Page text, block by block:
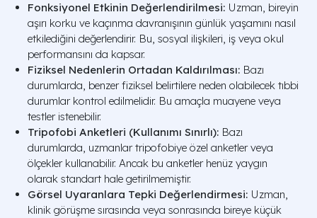
Fonksiyonel Etkinin Değerlendirilmesi: Uzman, bireyin
aşırı korku ve kaçınma davranışının günlük yaşamını nasıl
etkilediğini değerlendirir. Bu, sosyal ilişkileri, iş veya okul
performansını da kapsar.
Fiziksel Nedenlerin Ortadan Kaldırılması: Bazı
durumlarda, benzer fiziksel belirtilere neden olabilecek tıbbi
durumlar kontrol edilmelidir. Bu amaçla muayene veya
testler istenebilir.
Tripofobi Anketleri (Kullanımı Sınırlı): Bazı
durumlarda, uzmanlar tripofobiye özel anketler veya
ölçekler kullanabilir. Ancak bu anketler henüz yaygın
olarak standart hale getirilmemiştir.
Görsel Uyaranlara Tepki Değerlendirmesi: Uzman,
klinik görüşme sırasında veya sonrasında bireye küçük